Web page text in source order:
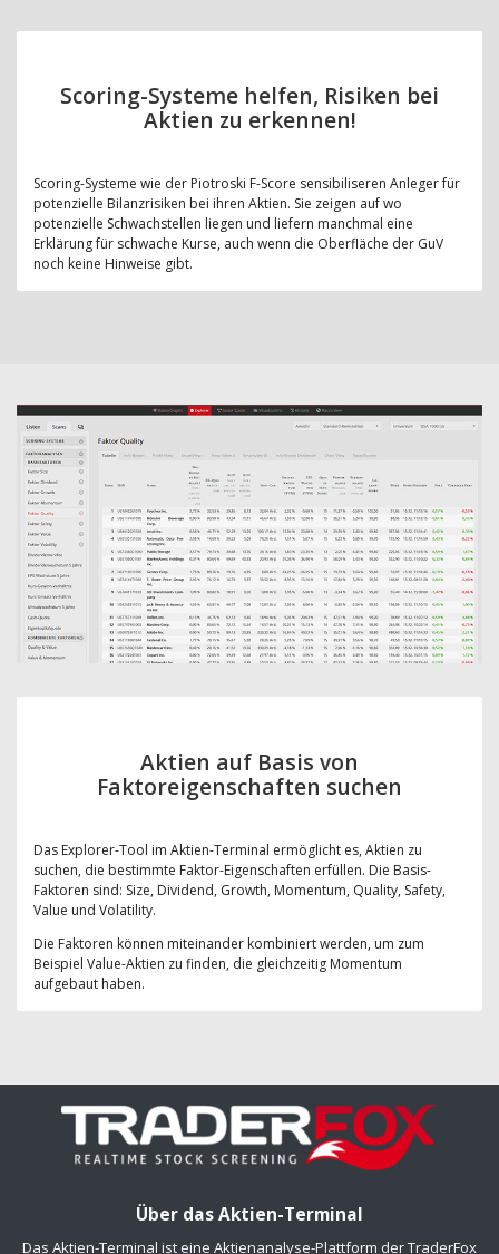
Scoring-Systeme helfen, Risiken bei
Aktien zu erkennen!
Scoring-Systeme wie der Piotroski F-Score sensibiliseren Anleger für
potenzielle Bilanzrisiken bei ihren Aktien. Sie zeigen auf wo
potenzielle Schwachstellen liegen und liefern manchmal eine
Erklärung für schwache Kurse, auch wenn die Oberfläche der GuV
noch keine Hinweise gibt.
Aktien auf Basis von
Faktoreigenschaften suchen
Das Explorer-Tool im Aktien-Terminal ermöglicht es, Aktien zu
suchen, die bestimmte Faktor-Eigenschaften erfüllen. Die Basis-
Faktoren sind: Size, Dividend, Growth, Momentum, Quality, Safety,
Value und Volatility.
Die Faktoren können miteinander kombiniert werden, um zum
Beispiel Value-Aktien zu finden, die gleichzeitig Momentum
aufgebaut haben.
Über das Aktien-Terminal
Das Aktien-Terminal ist eine Aktienanalyse-Plattform der TraderFox